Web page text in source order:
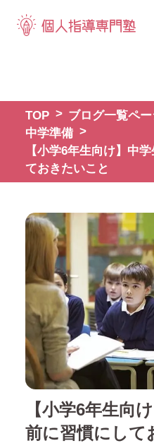
TOP ブログ一覧ペ
中学準備
【小学6年生向け】中
ておきたいこと
【小学6年生向
前に習慣にして